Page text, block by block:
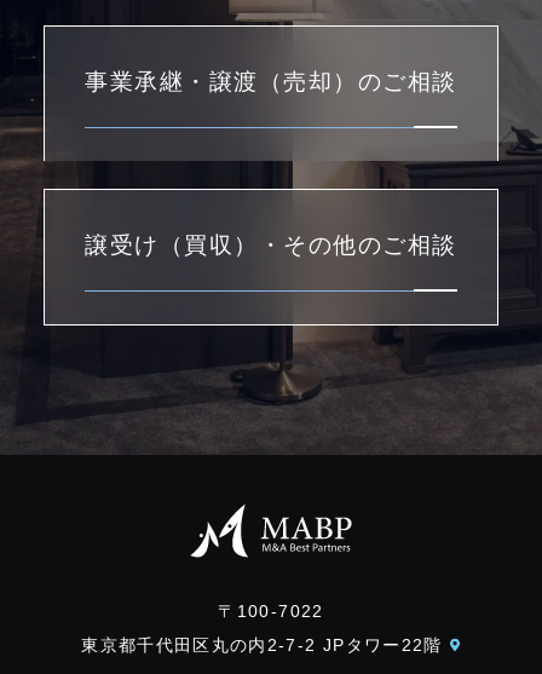
事業承継・譲渡（売却）のご相談
譲受け（買収）・その他のご相談
〒100-7022
東京都千代田区丸の内2-7-2 JPタワー22階